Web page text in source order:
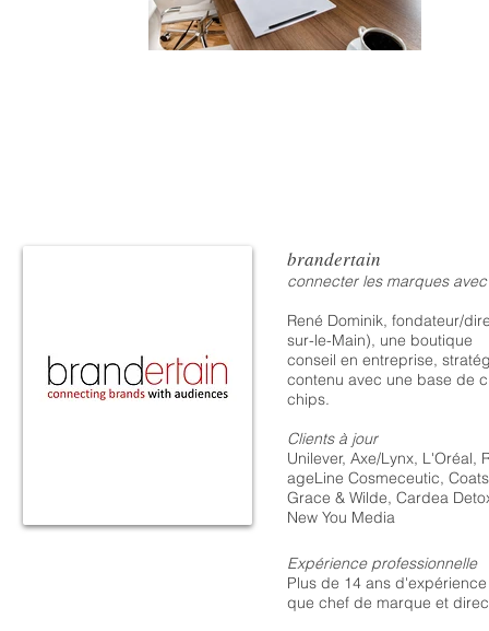
brandertain
connecter les marques
René Dominik, fondateur/
sur-le-Main), une boutique
conseil en entreprise,
contenu avec une base de
chips.
Clients à jour
Unilever, Axe/Lynx, L'Oréal,
ageLine Cosmeceutic,
Grace & Wilde, Cardea
New You Media
Expérience professionnelle
Plus de 14 ans
que chef de marque et